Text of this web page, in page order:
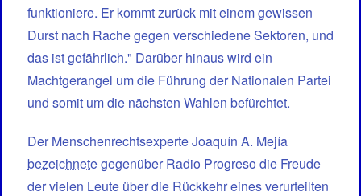
funktioniere. Er kommt zurück mit einem gewissen
Durst nach Rache gegen verschiedene Sektoren, und
das ist gefährlich." Darüber hinaus wird ein
Machtgerangel um die Führung der Nationalen Partei
und somit um die nächsten Wahlen befürchtet.
Der Menschenrechtsexperte Joaquín A. Mejía
bezeichnetegegenüber Radio Progreso die Freude
der vielen Leute über die Rückkehr eines verurteilten